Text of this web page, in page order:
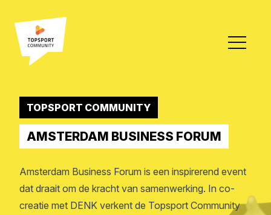
TOPSPORT COMMUNITY
AMSTERDAM BUSINESS FORUM
Amsterdam Business Forum is een inspirerend event
dat draait om de kracht van samenwerking. In co-
creatie met DENK verkent de Topsport Community